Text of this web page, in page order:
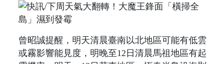
曾昭誠提醒，明天清晨臺南以北地區可能有低雲
或霧影響能見度，明晚至12日清晨馬祖地區有起